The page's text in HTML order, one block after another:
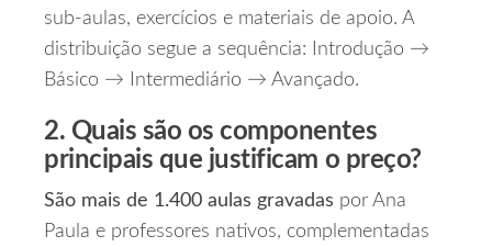
sub‑aulas, exercícios e materiais de apoio. A
distribuição segue a sequência: Introdução →
Básico → Intermediário → Avançado.
2. Quais são os componentes
principais que justificam o preço?
São mais de 1.400 aulas gravadas por Ana
Paula e professores nativos, complementadas